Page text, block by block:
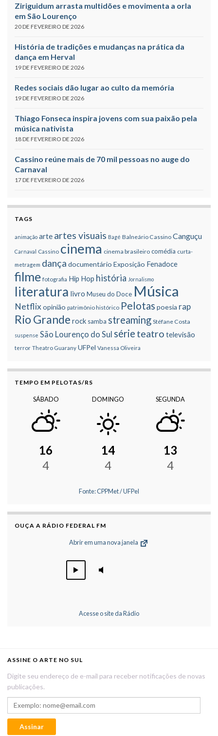
Ziriguidum arrasta multidões e movimenta a orla
em São Lourenço
20 DE FEVEREIRO DE 2026
História de tradições e mudanças na prática da
dança em Herval
19 DE FEVEREIRO DE 2026
Redes sociais dão lugar ao culto da memória
19 DE FEVEREIRO DE 2026
Thiago Fonseca inspira jovens com sua paixão pela
música nativista
18 DE FEVEREIRO DE 2026
Cassino reúne mais de 70 mil pessoas no auge do
Carnaval
17 DE FEVEREIRO DE 2026
TAGS
animação arte artes visuais Bagé Balneário Cassino Canguçu
Carnaval Cassino cinema cinema brasileiro comédia curta-
metragem dança documentário Exposição Fenadoce
filme fotografia Hip Hop história Jornalismo
literatura livro Museu do Doce Música
Netflixopinião patrimônio histórico Pelotas poesia rap
Rio Grande rock samba streaming Stéfane Costa
suspense São Lourenço do Sul série teatro televisão
terror Theatro Guarany UFPel Vanessa Oliveira
TEMPO EM PELOTAS/RS
SÁBADO
16
4
DOMINGO
14
4
SEGUNDA
13
4
Fonte: CPPMet / UFPel
OUÇA A RÁDIO FEDERAL FM
Abrir em uma nova janela
Acesse o site da Rádio
ASSINE O ARTE NO SUL
Digite seu endereço de e-mail para receber notificações de novas
publicações.
Exemplo: nome@email.com
Assinar